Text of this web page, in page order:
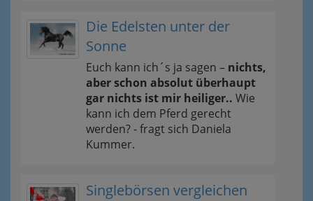
Die Edelsten unter der
Sonne
Euch kann ich´s ja sagen – nichts,
aber schon absolut überhaupt
gar nichts ist mir heiliger.. Wie
kann ich dem Pferd gerecht
werden? - fragt sich Daniela
Kummer.
Singlebörsen vergleichen